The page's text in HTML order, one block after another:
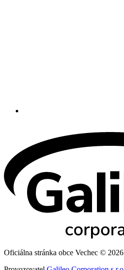
Oficiálna stránka obce Vechec © 2026